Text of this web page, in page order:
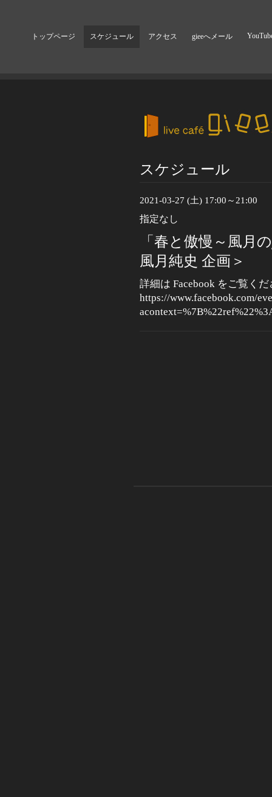
トップページ スケジュール アクセス gieeへメール
スケジュール
2021-03-27 (土) 17:00～21:00
指定なし
「春と傲慢～風月
風月純史 企画＞
詳細は Facebook をご覧く
https://www.facebook.com/